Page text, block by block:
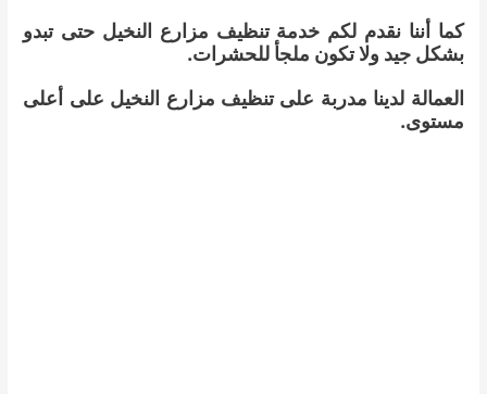
كما أننا نقدم لكم خدمة تنظيف مزارع النخيل حتى تبدو
بشكل جيد ولا تكون ملجأ للحشرات.
العمالة لدينا مدربة على تنظيف مزارع النخيل على أعلى
مستوى.